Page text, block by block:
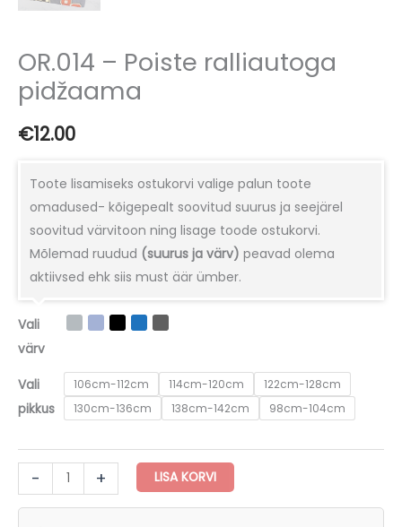
OR.014 – Poiste ralliautoga
pidžaama
€12.00
Toote lisamiseks ostukorvi valige palun toote
omadused- kõigepealt soovitud suurus ja seejärel
soovitud värvitoon ning lisage toode ostukorvi.
Mõlemad ruudud (suurus ja värv) peavad olema
aktiivsed ehk siis must äär ümber.
Vali
värv
Vali
pikkus
106cm-112cm 114cm-120cm
122cm-128cm
130cm-136cm
138cm-142cm 98cm-104cm
-
OR.014
-
+ LISA KORVI